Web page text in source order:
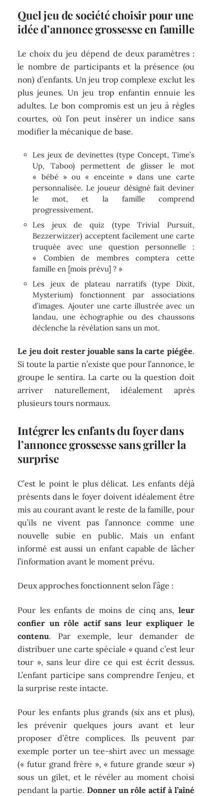
Quel jeu de société choisir pour une
idée d’annonce grossesse en famille
Le choix du jeu dépend de deux paramètres :
le nombre de participants et la présence (ou
non) d’enfants. Un jeu trop complexe exclut les
plus jeunes. Un jeu trop enfantin ennuie les
adultes. Le bon compromis est un jeu à règles
courtes, où l’on peut insérer un indice sans
modifier la mécanique de base.
Les jeux de devinettes (type Concept, Time’s
Up, Taboo) permettent de glisser le mot
« bébé » ou « enceinte » dans une carte
personnalisée. Le joueur désigné fait deviner
le mot, et la famille comprend
progressivement.
Les jeux de quiz (type Trivial Pursuit,
Bezzerwizzer) acceptent facilement une carte
truquée avec une question personnelle :
« Combien de membres comptera cette
famille en [mois prévu] ? »
Les jeux de plateau narratifs (type Dixit,
Mysterium) fonctionnent par associations
d’images. Ajouter une carte illustrée avec un
landau, une échographie ou des chaussons
déclenche la révélation sans un mot.
Le jeu doit rester jouable sans la carte piégée.
Si toute la partie n’existe que pour l’annonce, le
groupe le sentira. La carte ou la question doit
arriver naturellement, idéalement après
plusieurs tours normaux.
Intégrer les enfants du foyer dans
l’annonce grossesse sans griller la
surprise
C’est le point le plus délicat. Les enfants déjà
présents dans le foyer doivent idéalement être
mis au courant avant le reste de la famille, pour
qu’ils ne vivent pas l’annonce comme une
nouvelle subie en public. Mais un enfant
informé est aussi un enfant capable de lâcher
l’information avant le moment prévu.
Deux approches fonctionnent selon l’âge :
Pour les enfants de moins de cinq ans, leur
confier un rôle actif sans leur expliquer le
contenu. Par exemple, leur demander de
distribuer une carte spéciale « quand c’est leur
tour », sans leur dire ce qui est écrit dessus.
L’enfant participe sans comprendre l’enjeu, et
la surprise reste intacte.
Pour les enfants plus grands (six ans et plus),
les prévenir quelques jours avant et leur
proposer d’être complices. Ils peuvent par
exemple porter un tee-shirt avec un message
(« futur grand frère », « future grande sœur »)
sous un gilet, et le révéler au moment choisi
pendant la partie. Donner un rôle actif à l’aîné